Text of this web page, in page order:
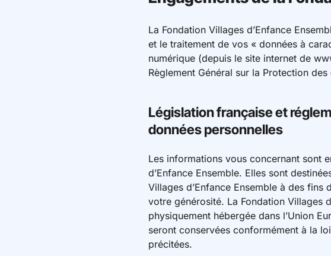
La Fondation Villages d’Enfance
et le traitement de vos « données à
numérique (depuis le site internet de
Règlement Général sur la Protection
Législation française et
données personnelles
Les informations vous concernant sont
d’Enfance Ensemble. Elles sont
Villages d’Enfance Ensemble à des
votre générosité. La Fondation Villages
physiquement hébergée dans l’Union
seront conservées conformément à la
précitées.